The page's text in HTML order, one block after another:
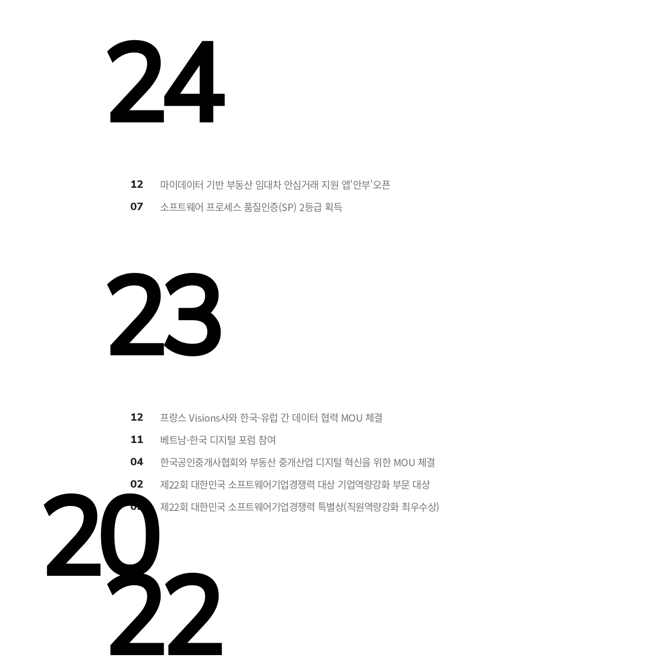
20
24
12 마이데이터 기반 부동산 임대차 안심거래 지원 앱'안부'오픈
07 소프트웨어 프로세스 품질인증(SP) 2등급 획득
23
12 프랑스 Visions사와 한국-유럽 간 데이터 협력 MOU 체결
11 베트남-한국 디지털 포럼 참여
04 한국공인중개사협회와 부동산 중개산업 디지털 혁신을 위한 MOU 체결
02 제22회 대한민국 소프트웨어기업경쟁력 대상 기업역량강화 부문 대상
02 제22회 대한민국 소프트웨어기업경쟁력 특별상(직원역량강화 최우수상)
22